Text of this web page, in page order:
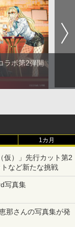
ラボ第2弾開
1カ月
仮）」先行カット第2
など新たな挑戦
写真集
那さんの写真集が発